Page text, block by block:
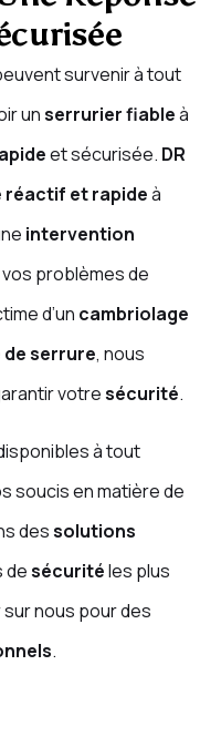
survenir à tout
unserrurier fiableà
et sécurisée. DR
réactif et rapideà
intervention
problèmes de
d’un cambriolage
serrure, nous
votresécurité.
à tout
soucis en matière de
dessolutions
desécuritéles plus
nous pour des
.